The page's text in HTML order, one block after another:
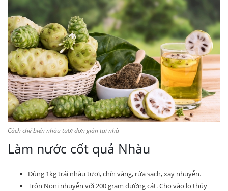
Cách chế biến nhàu tươi đơn giản tại nhà
Làm nước cốt quả Nhàu
Dùng 1kg trái nhàu tươi, chín vàng, rửa sạch, xay nhuyễn.
Trộn Noni nhuyễn với 200 gram đường cát. Cho vào lọ thủy